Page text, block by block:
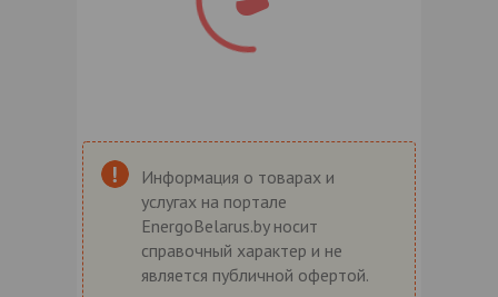
Информация о товарах и
услугах на портале
EnergoBelarus.by носит
справочный характер и не
является публичной офертой.